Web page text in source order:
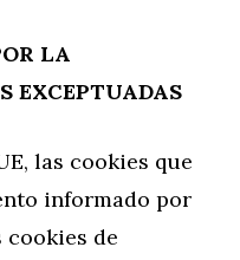
LA
EXCEPTUADAS
las cookies que
informado por
de